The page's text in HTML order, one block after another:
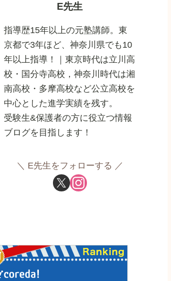
E先生
指導歴15年以上の元塾講師。東
京都で3年ほど、神奈川県でも10
年以上指導！｜東京時代は立川高
校・国分寺高校，神奈川時代は湘
南高校・多摩高校など公立高校を
中心とした進学実績を残す。
受験生&保護者の方に役立つ情報
ブログを目指します！
E先生をフォローする